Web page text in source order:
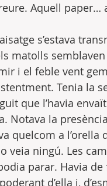
Aquell paper…
s’estava
matolls
i el feble vent
Tenia la
que l’havia
Notava la
quelcom a l’orella
veia ningú. Les
parar. Havia
d’ella i,